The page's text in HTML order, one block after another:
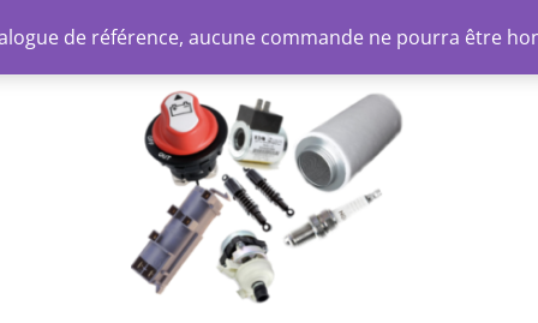
de référence, aucune commande ne pourra être